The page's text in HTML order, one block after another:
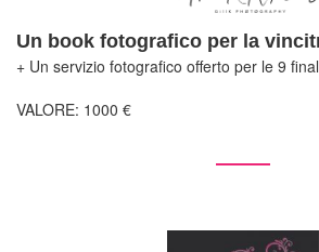
Un book fotografico per la
+ Un servizio fotografico offerto per le 9
VALORE: 1000 €